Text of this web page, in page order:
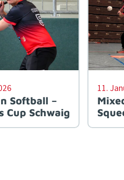
Softball –
Cup Schwaig
11.